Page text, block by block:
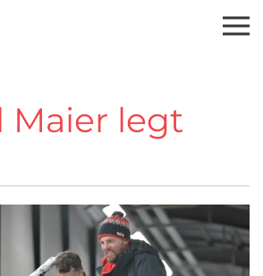
Maier legt